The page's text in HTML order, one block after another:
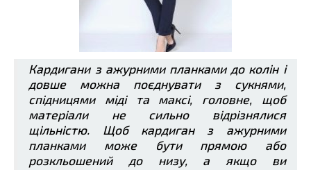
Кардигани з ажурними планками до колін і
довше можна поєднувати з сукнями,
спідницями міді та максі, головне, щоб
матеріали не сильно відрізнялися
щільністю. Щоб кардиган з ажурними
планками може бути прямою або
розкльошений до низу, а якщо ви